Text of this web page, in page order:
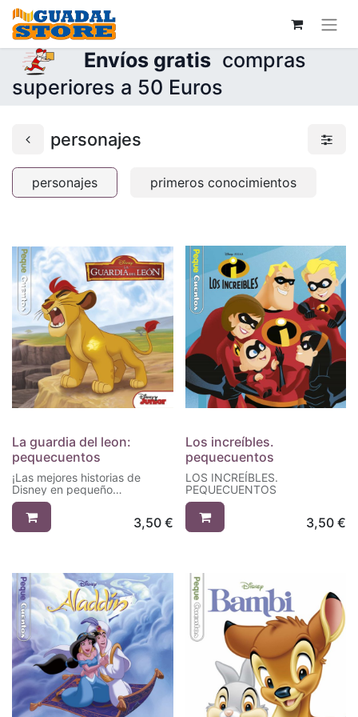
Envíos gratis compras
superiores a 50 Euros
personajes
personajes primeros conocimientos
La guardia del leon:
pequecuentos
¡Las mejores historias de
Disney en pequeño
formato!Coloridos libros de
cartón para la primera
inolvidable colección de los
3,50€
Los increíbles.
pequecuentos
LOS INCREÍBLES.
PEQUECUENTOS
3,50 €